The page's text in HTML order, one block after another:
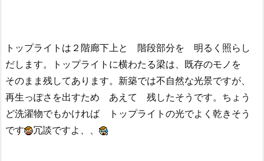
トップライトは２階廊下上と 階段部分を 明るく照らし
だします。トップライトに横わたる梁は、既存のモノを
そのまま残してあります。新築では不自然な光景ですが、
再生っぽさを出すため あえて 残したそうです。ちょう
ど洗濯物でもかければ トップライトの光でよく乾きそう
です
冗談ですよ、、